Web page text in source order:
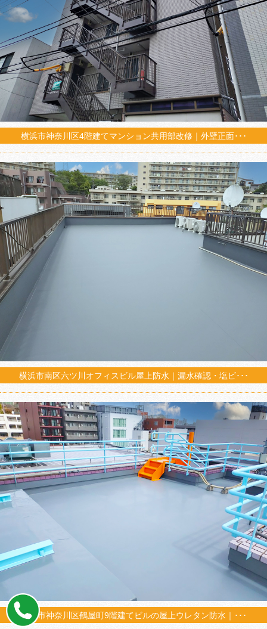
横浜市神奈川区4階建てマンション共用部改修｜外壁正面･･･
横浜市南区六ツ川オフィスビル屋上防水｜漏水確認・塩ビ･･･
横浜市神奈川区鶴屋町9階建てビルの屋上ウレタン防水｜･･･